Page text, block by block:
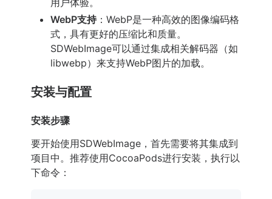
用户体验。
WebP支持：WebP是一种高效的图像编码格
式，具有更好的压缩比和质量。
SDWebImage可以通过集成相关解码器（如
libwebp）来支持WebP图片的加载。
安装与配置
安装步骤
要开始使用SDWebImage，首先需要将其集成到
项目中。推荐使用CocoaPods进行安装，执行以
下命令：